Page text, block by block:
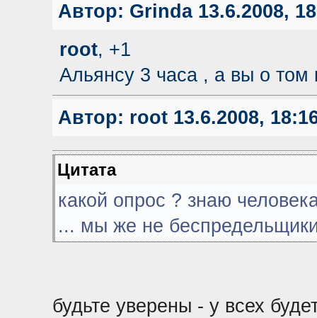
Автор: Grinda13.6.2008,
root, +1
Альянсу 3 часа , а вы о том
Автор: root13.6.2008,
Цитата
какой опрос ? знаю
... мы же не
будьте уверены - у всех